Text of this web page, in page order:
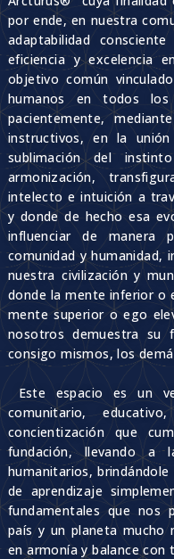
por ende, en nuestra
adaptabilidad
eficiencia y excelencia
objetivo común
humanos en todos los
pacientemente,
instructivos, en la
sublimación del
armonización,
intelecto e intuición a
y donde de hecho esa
influenciar de manera
comunidad y humanidad,
nuestra civilización y
donde la mente inferior o
mente superior o ego
nosotros demuestra su
consigo mismos, los
Este espacio es un
comunitario,
concientización que
fundación, llevando a
humanitarios,
de aprendizaje
fundamentales que nos
país y un planeta mucho
en armonía y balance con